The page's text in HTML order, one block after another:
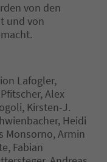
von den
und von
Lafogler,
Alex
Kirsten-J.
Heidi
Monsorno, Armin
Fabian